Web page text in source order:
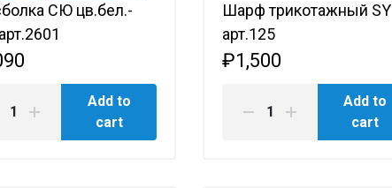
СЮ цв.бел.-
Add to
cart
Шарф трикотажный SY
арт.125
₽1,500
Add to
cart